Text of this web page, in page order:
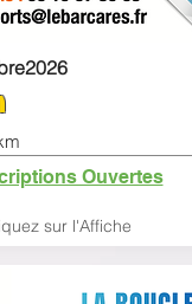
Ouvertes
z sur l'Affiche